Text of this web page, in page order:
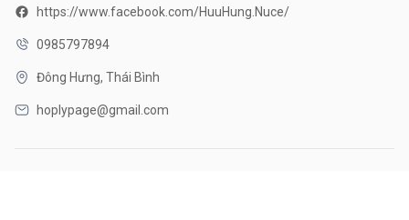
https://www.facebook.com/HuuHung.Nuce/
0985797894
Đông Hưng, Thái Bình
hoplypage@gmail.com